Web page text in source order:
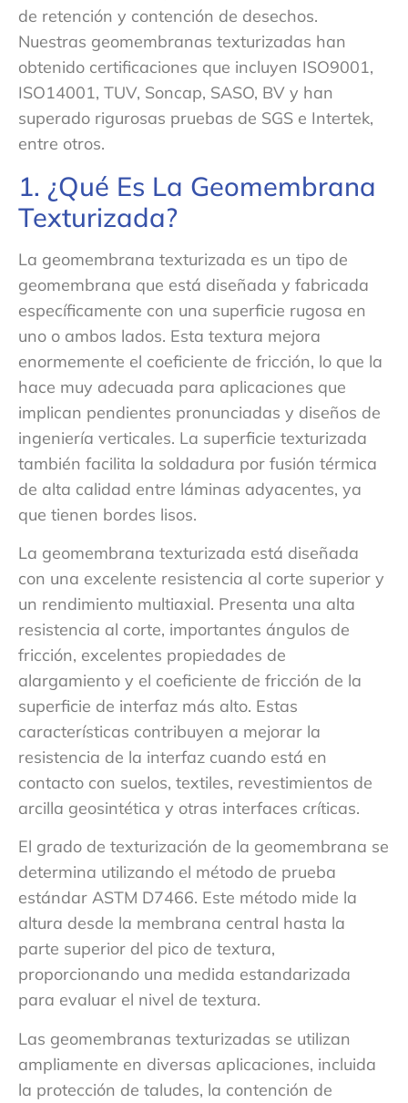
de retención y contención de desechos.
Nuestras geomembranas texturizadas han
obtenido certificaciones que incluyen ISO9001,
ISO14001, TUV, Soncap, SASO, BV y han
superado rigurosas pruebas de SGS e Intertek,
entre otros.
1. ¿Qué Es La Geomembrana
Texturizada?
La geomembrana texturizada es un tipo de
geomembrana que está diseñada y fabricada
específicamente con una superficie rugosa en
uno o ambos lados. Esta textura mejora
enormemente el coeficiente de fricción, lo que la
hace muy adecuada para aplicaciones que
implican pendientes pronunciadas y diseños de
ingeniería verticales. La superficie texturizada
también facilita la soldadura por fusión térmica
de alta calidad entre láminas adyacentes, ya
que tienen bordes lisos.
La geomembrana texturizada está diseñada
con una excelente resistencia al corte superior y
un rendimiento multiaxial. Presenta una alta
resistencia al corte, importantes ángulos de
fricción, excelentes propiedades de
alargamiento y el coeficiente de fricción de la
superficie de interfaz más alto. Estas
características contribuyen a mejorar la
resistencia de la interfaz cuando está en
contacto con suelos, textiles, revestimientos de
arcilla geosintética y otras interfaces críticas.
El grado de texturización de la geomembrana se
determina utilizando el método de prueba
estándar ASTM D7466. Este método mide la
altura desde la membrana central hasta la
parte superior del pico de textura,
proporcionando una medida estandarizada
para evaluar el nivel de textura.
Las geomembranas texturizadas se utilizan
ampliamente en diversas aplicaciones, incluida
la protección de taludes, la contención de